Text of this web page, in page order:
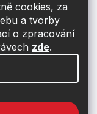
cookies, za
a tvorby
o zpracování
zde.